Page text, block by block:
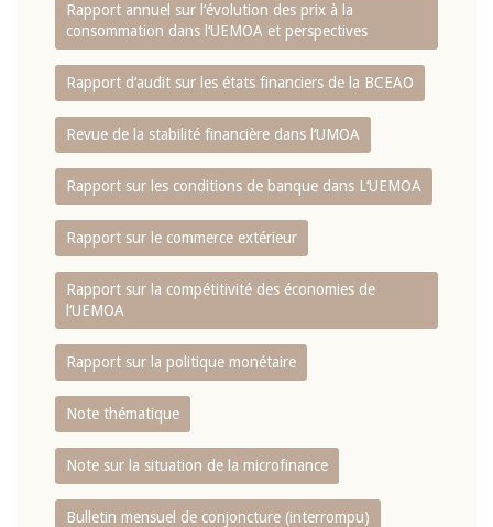
Rapport annuel sur l‘évolution des prix à la
consommation dans l‘UEMOA et perspectives
Rapport d‘audit sur les états financiers de la BCEAO
Revue de la stabilité financière dans l‘UMOA
Rapport sur les conditions de banque dans L‘UEMOA
Rapport sur le commerce extérieur
Rapport sur la compétitivité des économies de
l‘UEMOA
Rapport sur la politique monétaire
Note thématique
Note sur la situation de la microfinance
Bulletin mensuel de conjoncture (interrompu)